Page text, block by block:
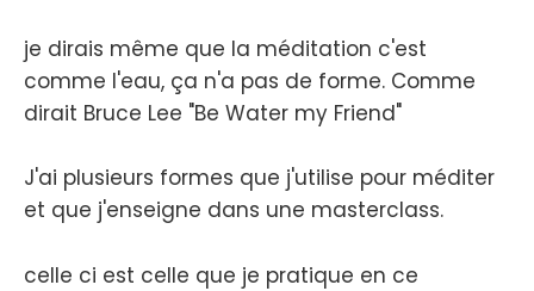
je dirais même que la méditation c'est
comme l'eau, ça n'a pas de forme. Comme
dirait Bruce Lee "Be Water my Friend"
J'ai plusieurs formes que j'utilise pour méditer
et que j'enseigne dans une masterclass.
celle ci est celle que je pratique en ce